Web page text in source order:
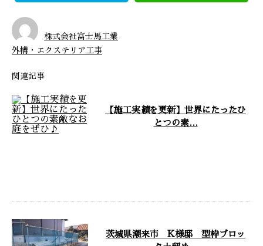
株式会社富士馬工業
外構・エクステリア工事
関連記事
【施工実績を更新】世界にたったひ
とつの素…
茨城県潮来市 K様邸 型枠ブロッ